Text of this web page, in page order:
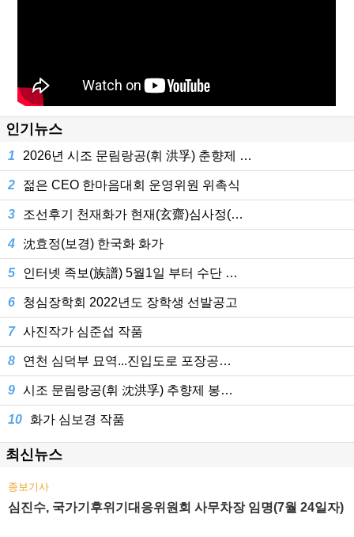
인기뉴스
1 2026년 시조 문림랑공(휘 洪孚) 춘향제 …
2 젊은 CEO 한마음대회 운영위원 위촉식
3 조선후기 천재화가 현재(玄齋)심사정(…
4 沈효정(보경) 한국화 화가
5 인터넷 족보(族譜) 5월1일 부터 수단 …
6 청심장학회 2022년도 장학생 선발공고
7 사진작가 심준섭 작품
8 연천 심덕부 묘역...진입도로 포장공…
9 시조 문림랑공(휘 沈洪孚) 추향제 봉…
10 화가 심보경 작품
최신뉴스
종보기사
심진수, 국가기후위기대응위원회 사무차장 임명(7월 24일자)